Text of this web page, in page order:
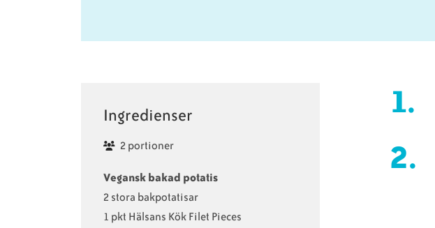
Ingredienser
2 portioner
Vegansk bakad potatis
2 stora bakpotatisar
1 pkt Hälsans Kök Filet Pieces